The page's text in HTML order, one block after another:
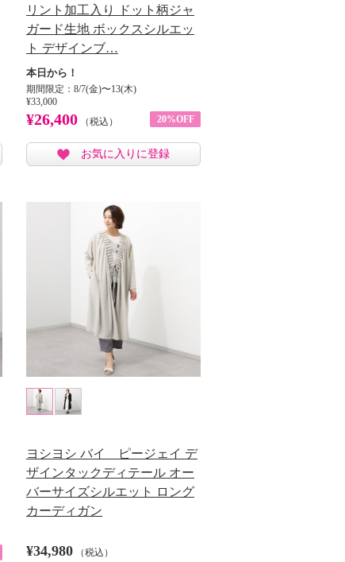
リント加工入り ドット柄ジャ
ガード生地 ボックスシルエッ
ト デザインブ…
本日から！
期間限定：8/7(金)〜13(木)
¥33,000
¥26,400 （税込） 20%OFF
お気に入りに登録
ヨシヨシ バイ ピージェイ デ
ザインタックディテール オー
バーサイズシルエット ロング
カーディガン
¥34,980 （税込）